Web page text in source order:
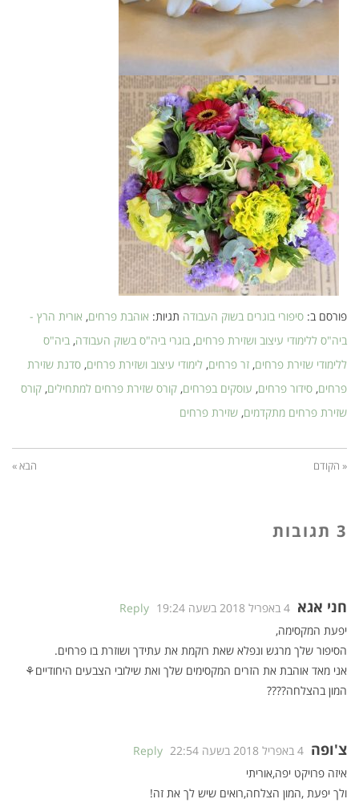
פורסם ב: סיפורי בוגרים בשוק העבודה תגיות: אוהבת פרחים, אורית הרץ -
ביה"ס ללימודי עיצוב ושזירת פרחים, בוגרי ביה"ס בשוק העבודה, ביה"ס
ללימודי שזירת פרחים, זר פרחים, לימודי עיצוב ושזירת פרחים, סדנת שזירת
פרחים, סידור פרחים, עוסקים בפרחים, קורס שזירת פרחים למתחילים, קורס
שזירת פרחים מתקדמים, שזירת פרחים
« הקודם הבא »
3 תגובות
חני אגא 4 באפריל 2018 בשעה 19:24
Reply
יפעת המקסימה,
הסיפור שלך מרגש ונפלא שאת רוקמת את עתידך ושוזרת בו פרחים.
אני מאד אוהבת את הזרים המקסימים שלך ואת שילובי הצבעים היחודיים⚘
המון בהצלחה????
צ'ופה 4 באפריל 2018 בשעה 22:54
Reply
איזה פרויקט יפה,אוריתי
ולך יפעת ,המון הצלחה,רואים שיש לך את זה!